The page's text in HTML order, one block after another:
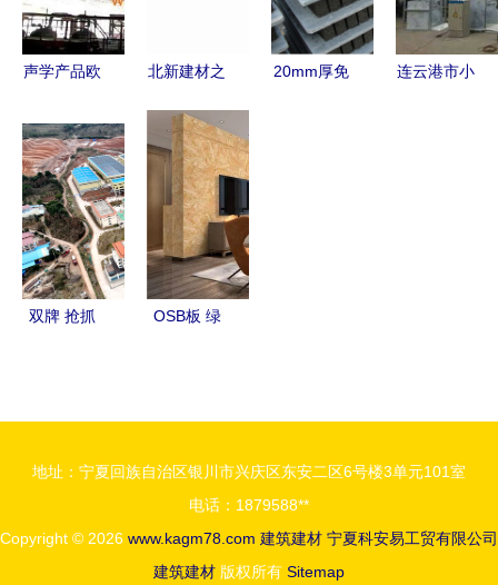
声学产品欧
吸声体2 特
性、厂家与
价格解析
北新建材之
20mm厚免
连云港市小
双牌 抢抓
OSB板 绿
地址：宁夏回族自治区银川市兴庆区东安二区6号楼3单元101室
电话：1879588**
Copyright © 2026 www.kagm78.com 建筑建材 宁夏科安易工贸有限公司
建筑建材 版权所有 Sitemap